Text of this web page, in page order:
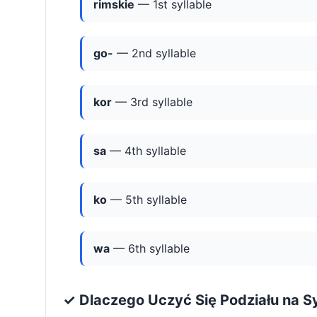
rimskie — 1st syllable
go- — 2nd syllable
kor — 3rd syllable
sa — 4th syllable
ko — 5th syllable
wa — 6th syllable
✓ Dlaczego Uczyć Się Podziału na